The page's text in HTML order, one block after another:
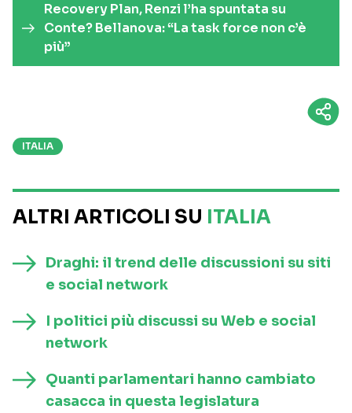
Recovery Plan, Renzi l’ha spuntata su
Conte? Bellanova: “La task force non c’è
più”
ITALIA
ALTRI ARTICOLI SU ITALIA
Draghi: il trend delle discussioni su siti
e social network
I politici più discussi su Web e social
network
Quanti parlamentari hanno cambiato
casacca in questa legislatura